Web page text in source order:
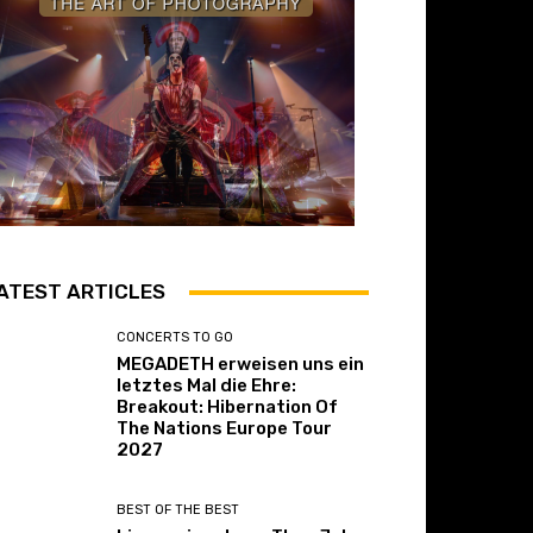
ARTICLES
CONCERTS TO GO
MEGADETH erweisen uns ein
letztes Mal die Ehre:
Breakout: Hibernation Of
The Nations Europe Tour
2027
BEST OF THE BEST